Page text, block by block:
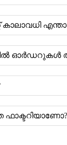
കാലാവധി
ഓർഡറുകൾ
ഫാക്ടറിയാണോ?